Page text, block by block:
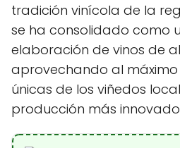
tradición vinícola de la
se ha consolidado como
elaboración de vinos de
aprovechando al
únicas de los viñedos
producción más